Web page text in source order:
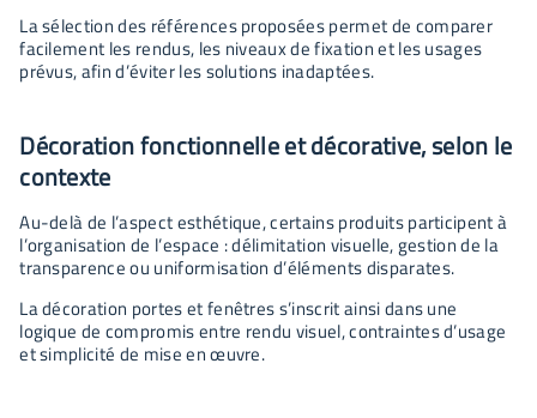
La sélection des références proposées permet de comparer
facilement les rendus, les niveaux de fixation et les usages
prévus, afin d’éviter les solutions inadaptées.
Décoration fonctionnelle et décorative, selon le
contexte
Au-delà de l’aspect esthétique, certains produits participent à
l’organisation de l’espace : délimitation visuelle, gestion de la
transparence ou uniformisation d’éléments disparates.
La décoration portes et fenêtres s’inscrit ainsi dans une
logique de compromis entre rendu visuel, contraintes d’usage
et simplicité de mise en œuvre.